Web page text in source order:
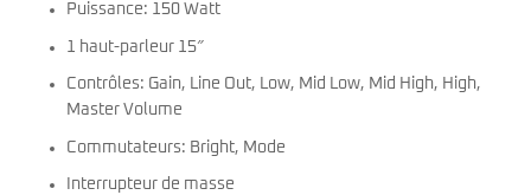
Puissance: 150 Watt
1 haut-parleur 15″
Contrôles: Gain, Line Out, Low, Mid Low, Mid High, High,
Master Volume
Commutateurs: Bright, Mode
Interrupteur de masse